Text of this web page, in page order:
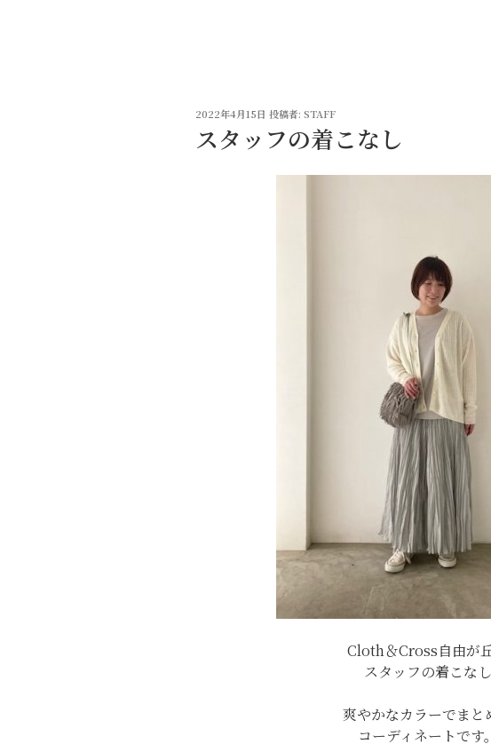
投
日:
2022年4月15日 投稿者: STAFF
スタッフの着こなし
Cloth＆Cross自由が
スタッフの着こなし
爽やかなカラーでまと
コーディネートです。